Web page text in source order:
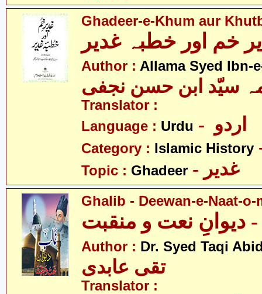
Ghadeer-e-Khum aur
خم اور خطبہ غدیر
Author : Allama Syed Ibn-
سیّد ابن حسن نجفی
Translator :
Language : Urdu
Category : Islamic History
Topic : Ghadeer - غدیر
Ghalib - Deewan-e-Naat-o-
دیوانِ نعت و منقبت
Author : Dr. Syed Taqi
تقی عابدی
Translator :